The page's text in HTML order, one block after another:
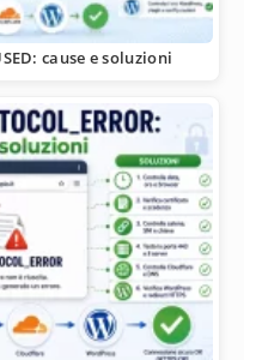
cause e soluzioni